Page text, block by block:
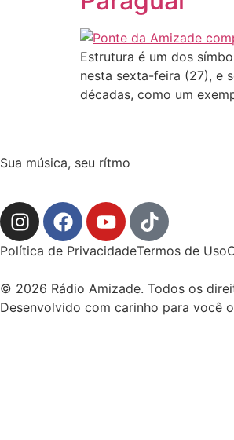
Estrutura é um dos
nesta sexta-feira (27), e
décadas, como um
Sua música, seu rítmo
Política de PrivacidadeTermos de Uso
© 2026 Rádio Amizade. Todos os
Desenvolvido com carinho para você